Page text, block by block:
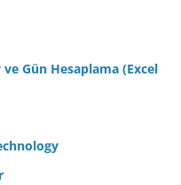
Gün Hesaplama (Excel